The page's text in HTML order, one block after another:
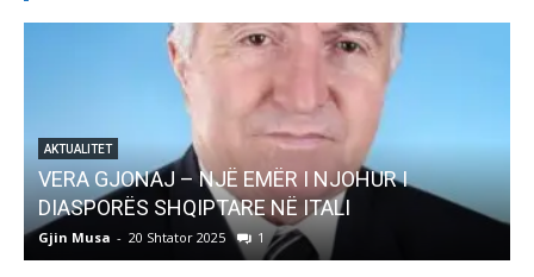
AKTUALITET
VERA GJONAJ – NJË EMËR I NJOHUR I
DIASPORËS SHQIPTARE NË ITALI
Gjin Musa - 20 Shtator 2025 1